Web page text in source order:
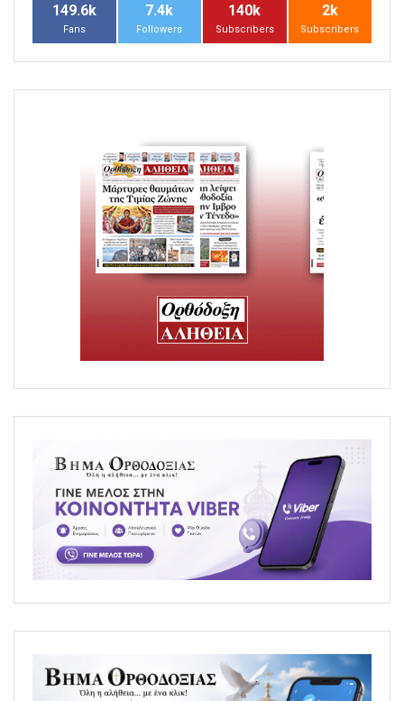
149.6k
Fans
7.4k
Followers
140k
Subscribers
2k
Subscribers